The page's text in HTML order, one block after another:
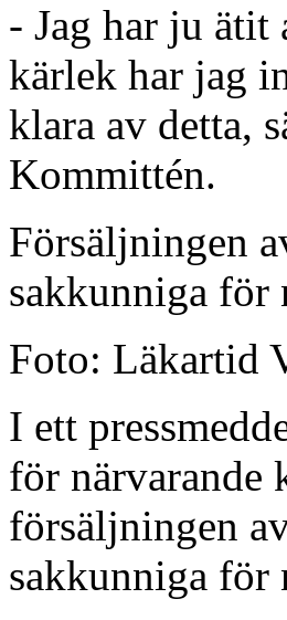
- Jag har ju ätit
kärlek har jag
klara av detta,
Kommittén.
Försäljningen
sakkunniga för
Foto: Läkartid
I ett
för närvarande
försäljningen
sakkunniga för